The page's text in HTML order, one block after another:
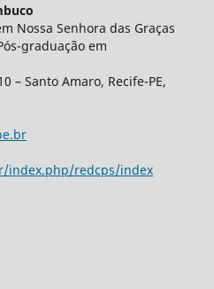
Nossa Senhora das Graças
graduação em
– Santo Amaro, Recife-PE,
index.php/redcps/index